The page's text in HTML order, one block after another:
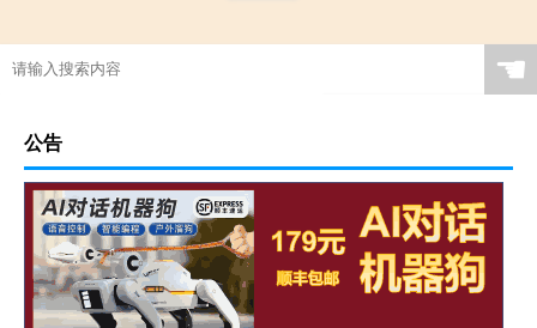
☚
公告